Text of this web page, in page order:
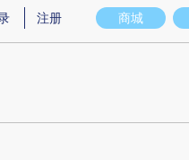
图存在偏差。不代表财新观点和立
商城
注册